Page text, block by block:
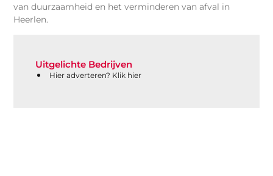
van duurzaamheid en het verminderen van afval in
Heerlen.
Uitgelichte Bedrijven
Hier adverteren? Klik hier